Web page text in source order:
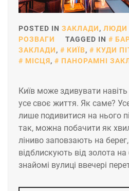
POSTED IN ЗАКЛАДИ, ЛЮДИ
РОЗВАГИ
TAGGED IN
ЗАКЛАДИ, КИЇВ, КУДИ
МІСЦЯ, ПАНОРАМНІ
Київ може здивувати навіть
усе своє життя. Як саме?
лише подивитися на нього
так, можна побачити як
ліниво заповзають на
відблискують від золота на
знайомі вулиці ввечері